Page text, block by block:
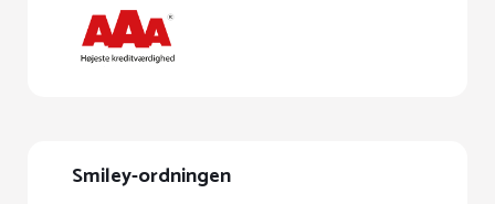
Smiley-ordningen